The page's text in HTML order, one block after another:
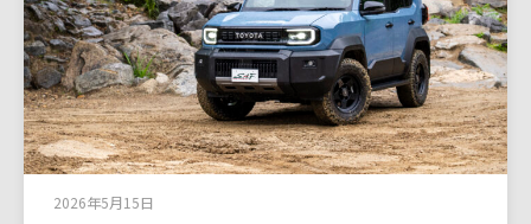
2026年5月15日